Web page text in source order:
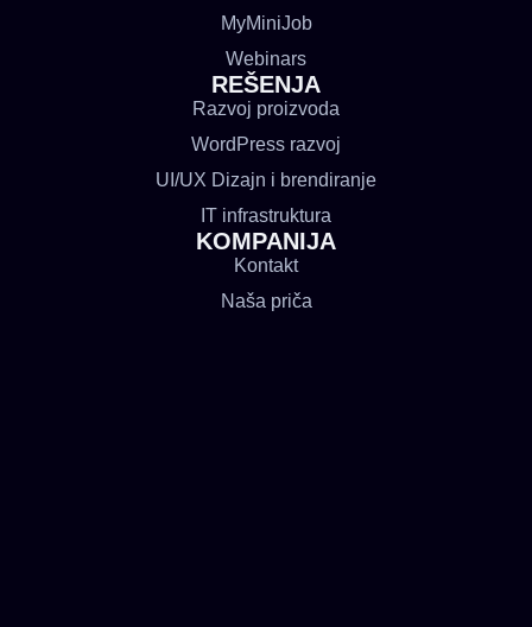
MyMiniJob
Webinars
REŠENJA
Razvoj proizvoda
WordPress razvoj
UI/UX Dizajn i brendiranje
IT infrastruktura
KOMPANIJA
Kontakt
Naša priča